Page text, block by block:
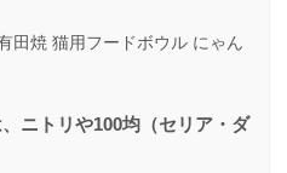
田焼 猫用フードボウル にゃん
ニトリや100均（セリア・ダ